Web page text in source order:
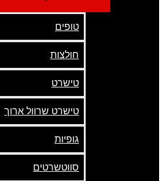
טופים
חולצות
טישרט
טישרט שרוול ארוך
גופיות
סווטשרטים